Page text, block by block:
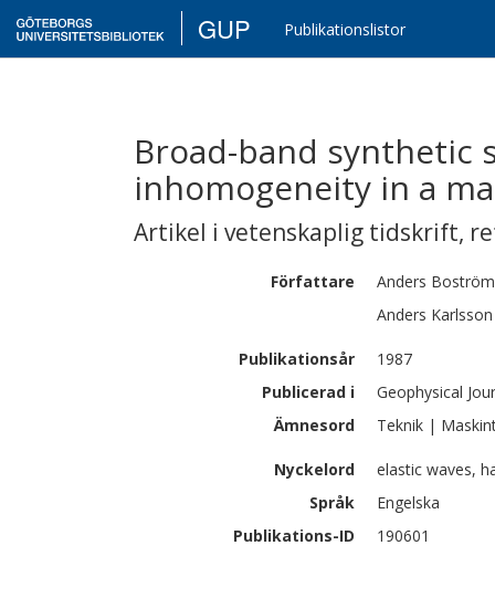
GUP Publikationslistor
Broad-band synthetic
inhomogeneity in a
Artikel i vetenskaplig tidskrift,
Författare Anders Boström
Anders Karlsson
Publikationsår
1987
Publicerad i
Geophysical
Ämnesord
Teknik |
Nyckelord
elastic waves,
Språk
Engelska
Publikations-ID
190601